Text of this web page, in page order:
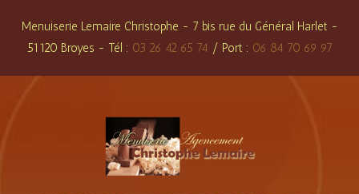
content
Menuiserie Lemaire Christophe - 7 bis rue du Général Harlet -
51120 Broyes - Tél : 03 26 42 65 74 / Port : 06 84 70 69 97